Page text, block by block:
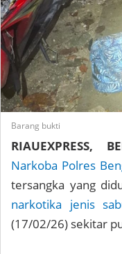
Barang bukti
RIAUEXPRESS,
Narkoba Polres
tersangka yang
narkotika jenis
(17/02/26) sekitar